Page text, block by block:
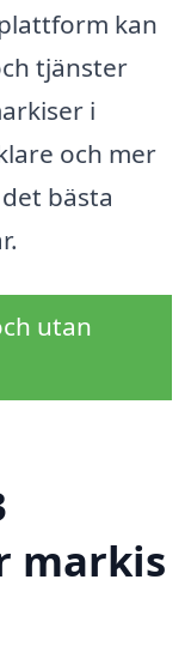
kan
tjänster
i
och mer
bästa
utan
markis